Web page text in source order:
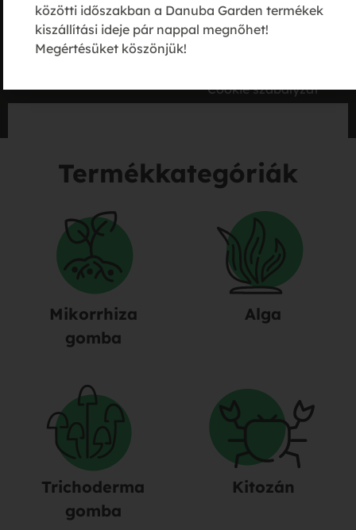
tiktok
Youtube
Adatvédelmi tájékoztató
Fizetési és szállítási
Cookie szabályzat
Termékkategóriák
Mikorrhiza
gomba
Alga
Trichoderma
gomba
Kitozán
közötti időszakban a Danuba Garden termékek
kiszállítási ideje pár nappal megnőhet!
Megértésüket köszönjük!